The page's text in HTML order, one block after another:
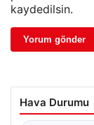
kaydedilsin.
Hava Durumu